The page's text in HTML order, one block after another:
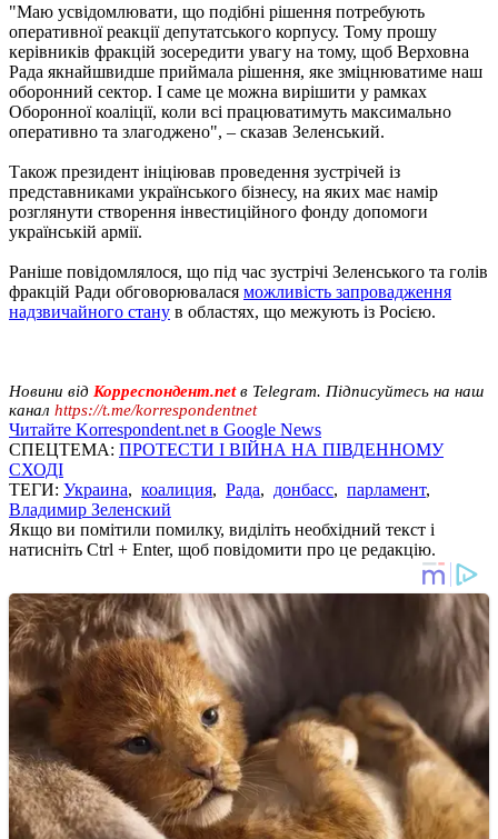
"Маю усвідомлювати, що подібні рішення потребують
оперативної реакції депутатського корпусу. Тому прошу
керівників фракцій зосередити увагу на тому, щоб Верховна
Рада якнайшвидше приймала рішення, яке зміцнюватиме наш
оборонний сектор. І саме це можна вирішити у рамках
Оборонної коаліції, коли всі працюватимуть максимально
оперативно та злагоджено", – сказав Зеленський.
Також президент ініціював проведення зустрічей із
представниками українського бізнесу, на яких має намір
розглянути створення інвестиційного фонду допомоги
українській армії.
Раніше повідомлялося, що під час зустрічі Зеленського та голів
фракцій Ради обговорювалася можливість запровадження
надзвичайного стану в областях, що межують із Росією.
Новини від Корреспондент.netв Telegram. Підписуйтесь на наш
канал https://t.me/korrespondentnet
Читайте Korrespondent.net в Google News
СПЕЦТЕМА: ПРОТЕСТИ І ВІЙНА НА ПІВДЕННОМУ
СХОДІ
ТЕГИ: Украина, коалиция, Рада, донбасс, парламент,
Владимир Зеленский
Якщо ви помітили помилку, виділіть необхідний текст і
натисніть Ctrl + Enter, щоб повідомити про це редакцію.